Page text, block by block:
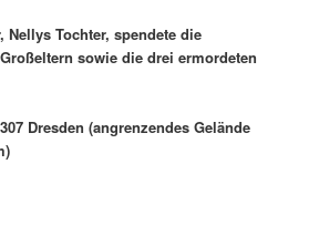
Nellys Tochter, spendete die
sowie die drei ermordeten
Dresden (angrenzendes Gelände